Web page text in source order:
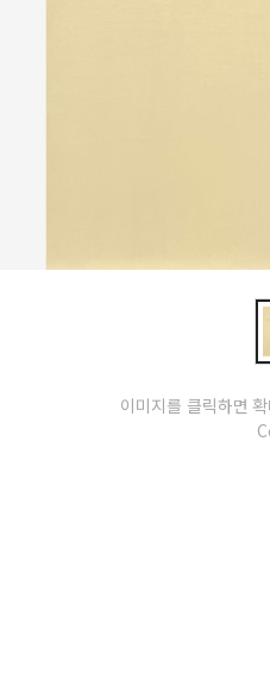
이미지를 클릭하면